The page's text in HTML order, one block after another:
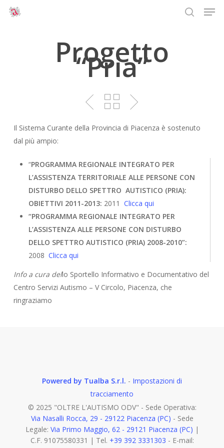
Skip
Progetto
“Pria”
Il Sistema Curante della Provincia di Piacenza è sostenuto
dal più ampio:
“PROGRAMMA REGIONALE INTEGRATO PER
L’ASSISTENZA TERRITORIALE ALLE PERSONE CON
DISTURBO DELLO SPETTRO AUTISTICO (PRIA):
OBIETTIVI 2011-2013: 2011Clicca qui
“PROGRAMMA REGIONALE INTEGRATO PER
L’ASSISTENZA ALLE PERSONE CON DISTURBO
DELLO SPETTRO AUTISTICO (PRIA) 2008-2010”:
2008Clicca qui
Info a cura dello Sportello Informativo e Documentativo del
Centro Servizi Autismo – V Circolo, Piacenza, che
ringraziamo
Powered by Tualba S.r.l. - Impostazioni di
tracciamento
© 2025 "OLTRE L'AUTISMO ODV" - Sede Operativa:
Via Nasalli Rocca, 29 - 29122 Piacenza (PC) - Sede
Legale: Via Primo Maggio, 62 - 29121 Piacenza (PC) |
C.F. 91075580331 | Tel. +39 392 3331303 - E-mail: